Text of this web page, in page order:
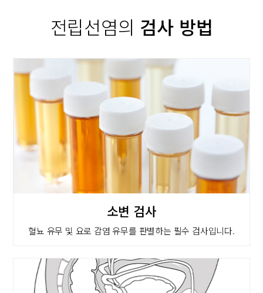
전립선염의 검사 방법
소변 검사
혈뇨 유무 및 요로 감염 유무를 판별하는 필수 검사입니다.